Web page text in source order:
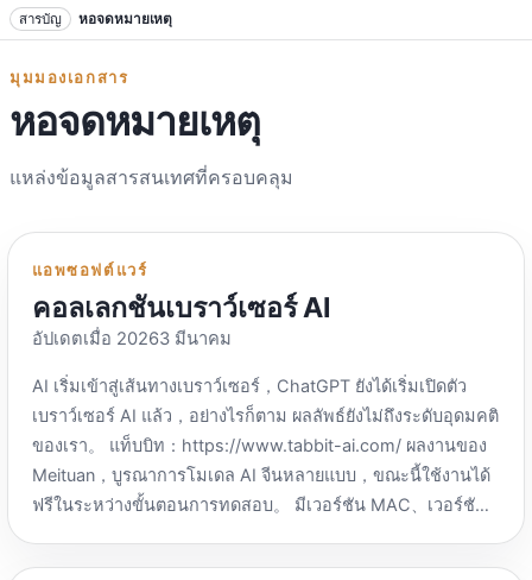
ข้ามไปที่ข้อความ
สารบัญ หอจดหมายเหตุ
มุมมองเอกสาร
หอจดหมายเหตุ
แหล่งข้อมูลสารสนเทศที่ครอบคลุม
แอพซอฟต์แวร์
คอลเลกชันเบราว์เซอร์ AI
อัปเดตเมื่อ 20263 มีนาคม
AI เริ่มเข้าสู่เส้นทางเบราว์เซอร์，ChatGPT ยังได้เริ่มเปิดตัว
เบราว์เซอร์ AI แล้ว，อย่างไรก็ตาม ผลลัพธ์ยังไม่ถึงระดับอุดมคติ
ของเรา。 แท็บบิท：https://www.tabbit-ai.com/ ผลงานของ
Meituan，บูรณาการโมเดล AI จีนหลายแบบ，ขณะนี้ใช้งานได้
ฟรีในระหว่างขั้นตอนการทดสอบ。 มีเวอร์ชัน MAC、เวอร์ชัน
โดยบริษัทรักษาความปลอดภัยทางไซเบอร์ Norton，ถูกต้อง